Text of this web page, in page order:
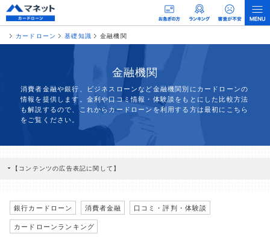
カードローン 基礎知識 金融機関
金融機関
消費者金融や銀行、ビジネスローンなど金融機関別にカードローンの
情報を提供します。金利や口コミ情報・体験談をもとにした比較方法
も解説するので、これからカードローンを利用する方は最初にこちら
をご覧ください。
【コンテンツの広告表記に関して】
商品を根拠なくPRするものではなく、当編集部の調査／ユーザーへの口コミ収集な
どに基づき、公平性を担保した情報提供を行っています。
>提携企業一覧
銀行カードローン 消費者金融 口コミ・評判・体験談
カードローンランキング